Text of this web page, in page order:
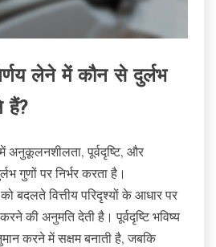
लेने में कौन से दुर्लभ
हैं?
अनुकूलनशीलता, पूर्वदृष्टि, और
गुणों पर निर्भर करता है।
बदलते वित्तीय परिदृश्यों के आधार पर
की अनुमति देती है। पूर्वदृष्टि भविष्य
करने में सक्षम बनाती है, जबकि